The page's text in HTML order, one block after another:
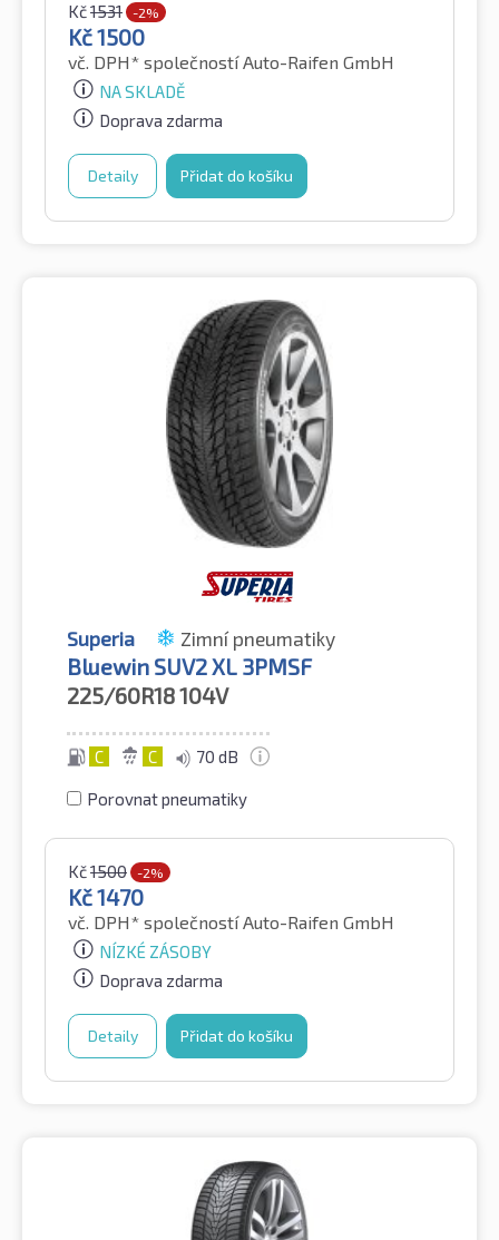
Kč1531 -2%
Kč1500
vč. DPH* společností Auto-Raifen GmbH
NA SKLADĚ
Doprava zdarma
Detaily Přidat do košíku
Superia Zimní pneumatiky
Bluewin SUV2 XL 3PMSF
225/60R18104V
C C 70 dB
Porovnat pneumatiky
Kč1500 -2%
Kč1470
vč. DPH* společností Auto-Raifen GmbH
NÍZKÉ ZÁSOBY
Doprava zdarma
Detaily Přidat do košíku